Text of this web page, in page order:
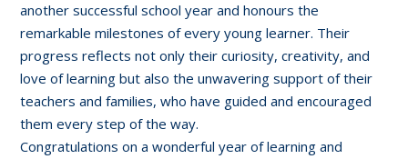
another successful school year and honours the
remarkable milestones of every young learner. Their
progress reflects not only their curiosity, creativity, and
love of learning but also the unwavering support of their
teachers and families, who have guided and encouraged
them every step of the way.
Congratulations on a wonderful year of learning and